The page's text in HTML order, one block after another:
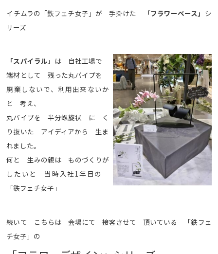
イチムラの「鉄フェチ女子」が 手掛けた 「フラワーベース」 シ
リーズ
「スパイラル」 は 自社工場で
端材として 残った丸パイプを
廃棄しないで、利用出来ないか
と 考え、
丸パイプを 半分螺旋状 に く
り抜いた アイディアから 生ま
れました。
何と 生みの親は ものづくりが
したいと 当時入社1年目の
「鉄フェチ女子」
続いて こちらは 会場にて 接客させて 頂いている 「鉄フェ
チ女子」の